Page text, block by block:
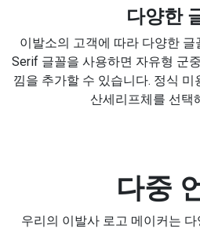
다양한
이발소의 고객에 따라 다양한
Serif 글꼴을 사용하면 자유형 군
낌을 추가할 수 있습니다. 정식
산세리프체를 선택
다중
우리의 이발사 로고 메이커는